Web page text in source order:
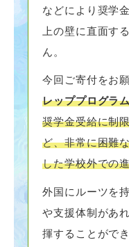
などにより奨学
上の壁に直面す
ん。
今回ご寄付をお
レッププログラ
奨学金受給に制
ど、非常に困難
した学校外での
外国にルーツを
や支援体制があ
揮することができ